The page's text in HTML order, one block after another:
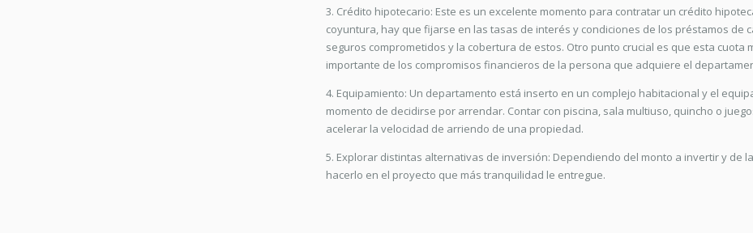
3. Crédito hipotecario: Este es un excelente momento para contratar un crédito
coyuntura, hay que fijarse en las tasas de interés y condiciones de los préstamos de
seguros comprometidos y la cobertura de estos. Otro punto crucial es que esta cuota
importante de los compromisos financieros de la persona que adquiere el
4. Equipamiento: Un departamento está inserto en un complejo habitacional y el
momento de decidirse por arrendar. Contar con piscina, sala multiuso, quincho o
acelerar la velocidad de arriendo de una propiedad.
5. Explorar distintas alternativas de inversión: Dependiendo del monto a invertir y de
hacerlo en el proyecto que más tranquilidad le entregue.